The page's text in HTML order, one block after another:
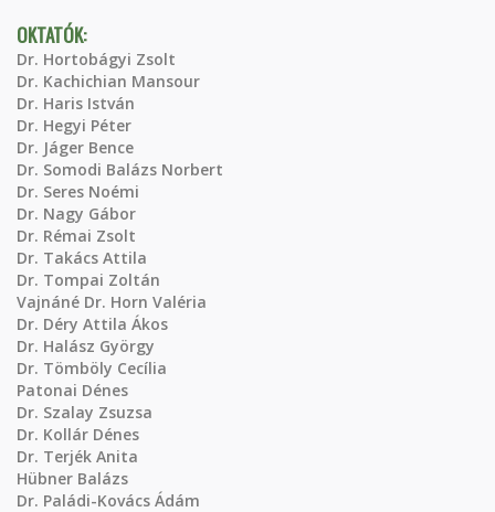
OKTATÓK:
Dr. Hortobágyi Zsolt
Dr. Kachichian Mansour
Dr. Haris István
Dr. Hegyi Péter
Dr. Jáger Bence
Dr. Somodi Balázs Norbert
Dr. Seres Noémi
Dr. Nagy Gábor
Dr. Rémai Zsolt
Dr. Takács Attila
Dr. Tompai Zoltán
Vajnáné Dr. Horn Valéria
Dr. Déry Attila Ákos
Dr. Halász György
Dr. Tömböly Cecília
Patonai Dénes
Dr. Szalay Zsuzsa
Dr. Kollár Dénes
Dr. Terjék Anita
Hübner Balázs
Dr. Paládi-Kovács Ádám